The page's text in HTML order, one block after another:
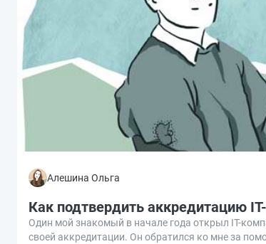
Алешина Ольга
Как подтвердить аккредитацию
Один мой знакомый в начале года открыл IT-
своей аккредитации. Он обратился ко мне за